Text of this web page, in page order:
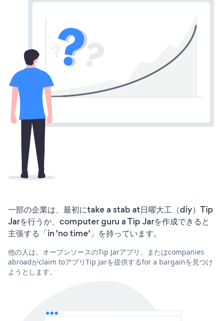
一部の企業は、最初にtake a stab at日曜大工（diy）Tip
Jarを行うか、computer guru a Tip Jarを作成できると
主張する「in 'no time'」を持っています。
他の人は、オープンソースのTip Jarアプリ、またはcompanies
abroadがclaim toアプリTip Jarを提供するfor a bargainを見つけ
ようとします。